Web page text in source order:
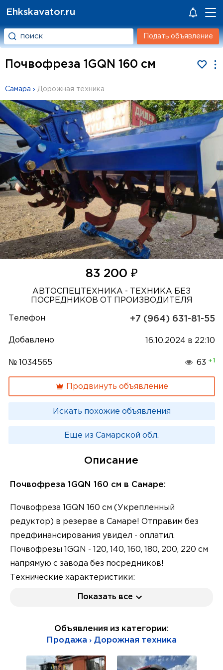
Ehkskavator.ru
Подать объявление
Почвофреза 1GQN 160 см
Самара › Дорожная техника
83 200 ₽
АВТОСПЕЦТЕХНИКА - ТЕХНИКА БЕЗ
ПОСРЕДНИКОВ ОТ ПРОИЗВОДИТЕЛЯ
Телефон +7 (964) 631-81-55
Добавлено 16.10.2024 в 22:10
№ 1034565 63 +1
Продвинуть объявление
Искать похожие объявления
Еще из Самарской обл.
Описание
Почвофреза 1GQN 160 см в Самаре:
Почвофреза 1GQN 160 см (Укрепленный
редуктор) в резерве в Самаре! Отправим без
предфинансирования увидел - оплатил.
Почвофрезы 1GQN - 120, 140, 160, 180, 200, 220 см
напрямую с завода без посредников!
Технические характеристики:
Укрепленный редуктор. Ширина захвата: 1,6
обработки: 10-16 см Обороты ВОМ: 540 об/мин
либо 6*8 (730 миллиметров) Длина: 1,73 метров
Показать все
Объявления из категории:
Продажа › Дорожная техника